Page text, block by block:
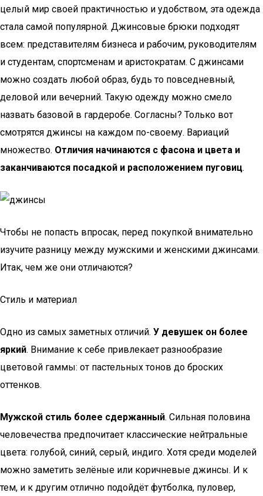
целый мир своей практичностью и удобством, эта одежда
стала самой популярной. Джинсовые брюки подходят
всем: представителям бизнеса и рабочим, руководителям
и студентам, спортсменам и аристократам. С джинсами
можно создать любой образ, будь то повседневный,
деловой или вечерний. Такую одежду можно смело
назвать базовой в гардеробе. Согласны? Только вот
смотрятся джинсы на каждом по-своему. Вариаций
множество. Отличия начинаются с фасона и цвета и
заканчиваются посадкой и расположением пуговиц.
Чтобы не попасть впросак, перед покупкой внимательно
изучите разницу между мужскими и женскими джинсами.
Итак, чем же они отличаются?
Стиль и материал
Одно из самых заметных отличий. У девушек он более
яркий. Внимание к себе привлекает разнообразие
цветовой гаммы: от пастельных тонов до броских
оттенков.
Мужской стиль более сдержанный. Сильная половина
человечества предпочитает классические нейтральные
цвета: голубой, синий, серый, индиго. Хотя среди моделей
можно заметить зелёные или коричневые джинсы. И к
тем, и к другим отлично подойдёт футболка, пуловер,